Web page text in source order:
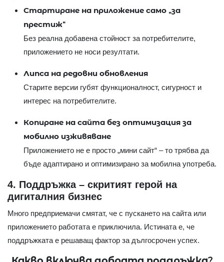
Стартиране на приложение само „за
престиж“
Без реална добавена стойност за потребителите,
приложението не носи резултати.
Липса на редовни обновления
Старите версии губят функционалност, сигурност и
интерес на потребителите.
Копиране на сайта без оптимизация за
мобилно изживяване
Приложението не е просто „мини сайт“ – то трябва да
бъде адаптирано и оптимизирано за мобилна употреба.
4. Поддръжка – скритият герой на
дигиталния бизнес
Много предприемачи смятат, че с пускането на сайта или
приложението работата е приключила. Истината е, че
поддръжката е решаващ фактор за дългосрочен успех.